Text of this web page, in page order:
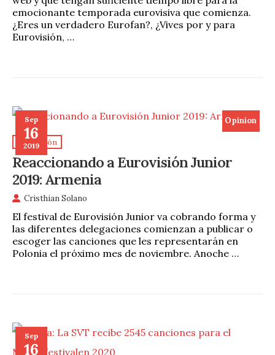
emocionante temporada eurovisiva que comienza.
¿Eres un verdadero Eurofan?, ¿Vives por y para
Eurovisión, …
Sep
16
2019
Opinion
Eurovisión
Reaccionando a Eurovisión Junior
2019: Armenia
Cristhian Solano
El festival de Eurovisión Junior va cobrando forma y
las diferentes delegaciones comienzan a publicar o
escoger las canciones que les representarán en
Polonia el próximo mes de noviembre. Anoche …
Sep
16